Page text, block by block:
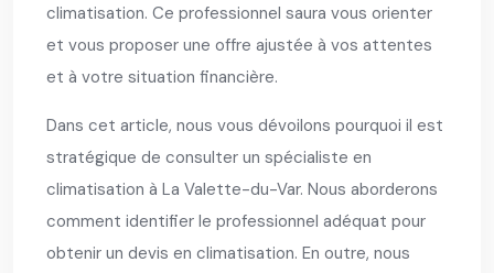
climatisation. Ce professionnel saura vous orienter
et vous proposer une offre ajustée à vos attentes
et à votre situation financière.
Dans cet article, nous vous dévoilons pourquoi il est
stratégique de consulter un spécialiste en
climatisation à La Valette-du-Var. Nous aborderons
comment identifier le professionnel adéquat pour
obtenir un devis en climatisation. En outre, nous